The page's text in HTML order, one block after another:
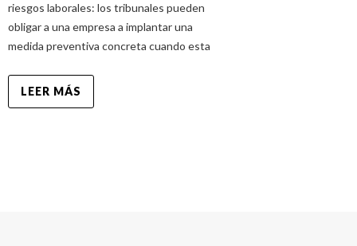
riesgos laborales: los tribunales pueden
obligar a una empresa a implantar una
medida preventiva concreta cuando esta
LEER MÁS